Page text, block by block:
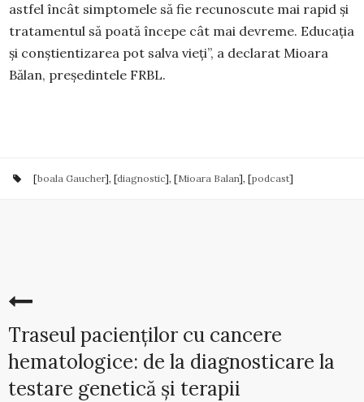
astfel încât simptomele să fie recunoscute mai rapid și
tratamentul să poată începe cât mai devreme. Educația
și conștientizarea pot salva vieți”, a declarat Mioara
Bălan, președintele FRBL.
[boala Gaucher], [diagnostic], [Mioara Balan], [podcast]
Traseul pacienților cu cancere
hematologice: de la diagnosticare la
testare genetică și terapii